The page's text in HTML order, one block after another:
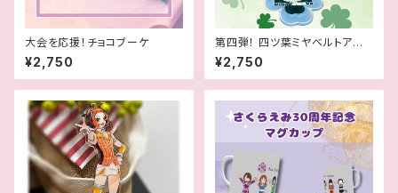
大会を応援！チョコブーケ
¥2,750
第四弾！ 四ツ葉ミヤベルトアクリ
ルスタンド
¥2,750